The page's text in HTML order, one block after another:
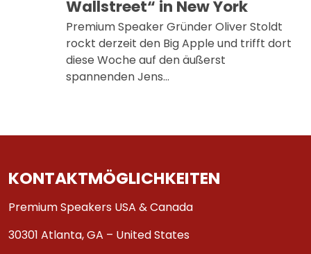
Wallstreet“ in New York
Premium Speaker Gründer Oliver Stoldt
rockt derzeit den Big Apple und trifft dort
diese Woche auf den äußerst
spannenden Jens…
KONTAKTMÖGLICHKEITEN
Premium Speakers USA & Canada
30301 Atlanta, GA – United States